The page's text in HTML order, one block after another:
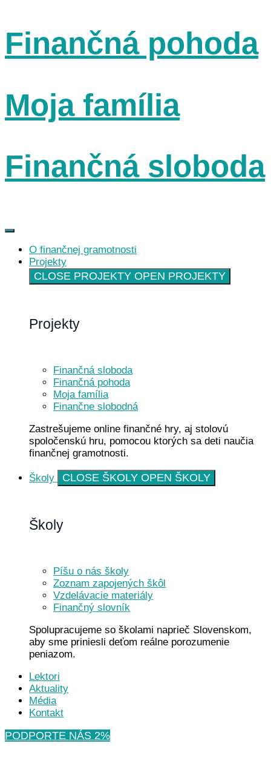
Preskočiť
na
obsah
Finančná pohoda
Moja família
Finančná sloboda
O finančnej gramotnosti
Projekty
CLOSE PROJEKTY OPEN PROJEKTY
Projekty
Finančná sloboda
Finančná pohoda
Moja família
Finančne slobodná
Zastrešujeme online finančné hry, aj stolovú
spoločenskú hru, pomocou ktorých sa deti naučia
finančnej gramotnosti.
Školy CLOSE ŠKOLY OPEN ŠKOLY
Školy
Píšu o nás školy
Zoznam zapojených škôl
Vzdelávacie materiály
Finančný slovník
Spolupracujeme so školami naprieč Slovenskom,
aby sme priniesli deťom reálne porozumenie
peniazom.
Lektori
Aktuality
Média
Kontakt
PODPORTE NÁS 2%